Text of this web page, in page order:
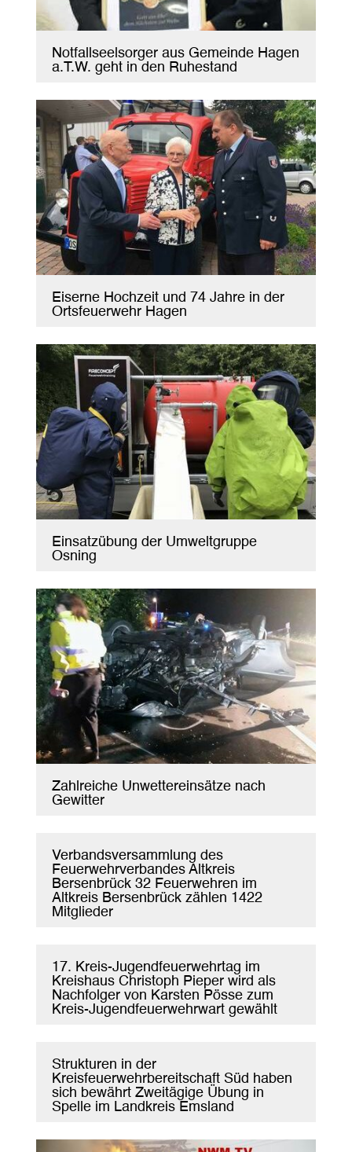
Notfallseelsorger aus Gemeinde Hagen
a.T.W. geht in den Ruhestand
Eiserne Hochzeit und 74 Jahre in der
Ortsfeuerwehr Hagen
Einsatzübung der Umweltgruppe
Osning
Zahlreiche Unwettereinsätze nach
Gewitter
Verbandsversammlung des
Feuerwehrverbandes Altkreis
Bersenbrück 32 Feuerwehren im
Altkreis Bersenbrück zählen 1422
Mitglieder
17. Kreis-Jugendfeuerwehrtag im
Kreishaus Christoph Pieper wird als
Nachfolger von Karsten Pösse zum
Kreis-Jugendfeuerwehrwart gewählt
Strukturen in der
Kreisfeuerwehrbereitschaft Süd haben
sich bewährt Zweitägige Übung in
Spelle im Landkreis Emsland